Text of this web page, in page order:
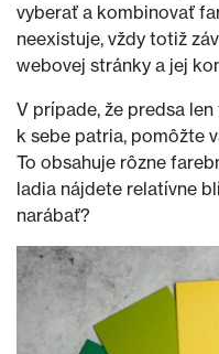
vyberať a kombinovať
neexistuje, vždy totiž
webovej stránky a jej
V prípade, že predsa
k sebe patria, pomôžte
To obsahuje rôzne
ladia nájdete relatívne
narábať?